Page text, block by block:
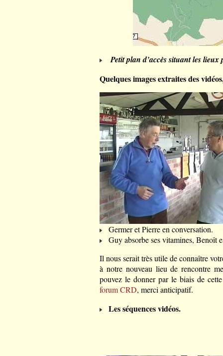
Petit plan d’accès situant les
Quelques images extraites des
Germer et Pierre en conversation.
Guy absorbe ses vitamines, Benoît
Il nous serait très utile de connaître
à notre nouveau lieu de rencontre
pouvez le donner par le biais de
forum CRD, merci anticipatif.
Les séquences vidéos.